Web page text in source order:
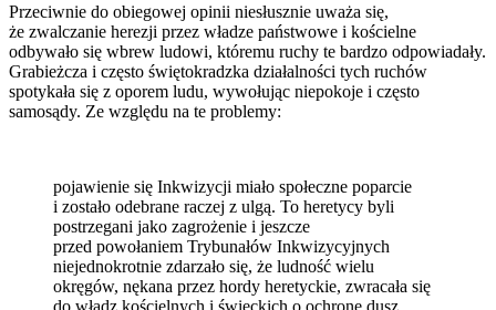
Przeciwnie do obiegowej opinii niesłusznie uważa się,
że zwalczanie herezji przez władze państwowe i kościelne
odbywało się wbrew ludowi, któremu ruchy te bardzo odpowiadały.
Grabieżcza i często świętokradzka działalności tych ruchów
spotykała się z oporem ludu, wywołując niepokoje i często
samosądy. Ze względu na te problemy:
pojawienie się Inkwizycji miało społeczne poparcie
i zostało odebrane raczej z ulgą. To heretycy byli
postrzegani jako zagrożenie i jeszcze
przed powołaniem Trybunałów Inkwizycyjnych
niejednokrotnie zdarzało się, że ludność wielu
okręgów, nękana przez hordy heretyckie, zwracała się
do władz kościelnych i świeckich o ochronę dusz